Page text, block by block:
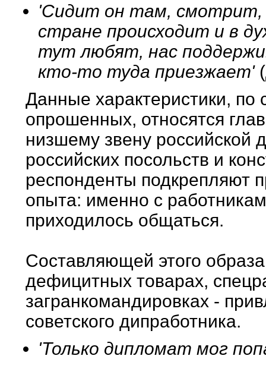
'Сидит он там,
стране происходит и в
тут любят, нас
кто-то туда приезжает'
Данные характеристики, по
опрошенных, относятся
низшему звену российской
российских посольств и
респонденты подкрепляют
опыта: именно с
приходилось общаться.
Составляющей этого
дефицитных товарах,
загранкомандировках -
советского дипработника.
'Только дипломат мог